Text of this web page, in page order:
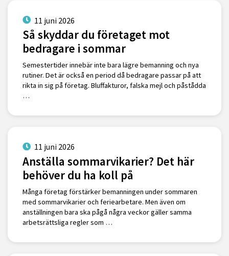
11 juni 2026
Så skyddar du företaget mot
bedragare i sommar
Semestertider innebär inte bara lägre bemanning och nya
rutiner. Det är också en period då bedragare passar på att
rikta in sig på företag. Bluffakturor, falska mejl och påstådda
…
11 juni 2026
Anställa sommarvikarier? Det här
behöver du ha koll på
Många företag förstärker bemanningen under sommaren
med sommarvikarier och feriearbetare. Men även om
anställningen bara ska pågå några veckor gäller samma
arbetsrättsliga regler som …